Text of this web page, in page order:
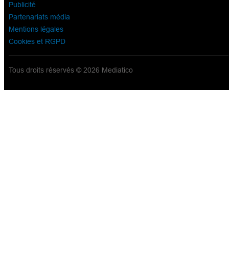
Publicité
Partenariats média
Mentions légales
Cookies et RGPD
Tous droits réservés © 2026 Mediatico